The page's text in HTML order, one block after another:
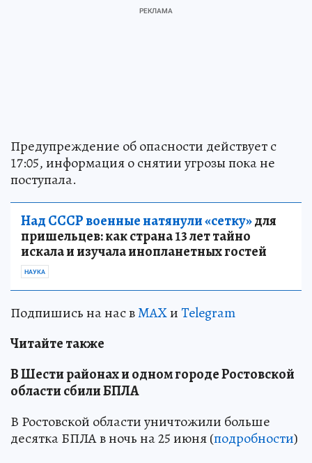
Предупреждение об опасности действует с
17:05, информация о снятии угрозы пока не
поступала.
Над СССР военные натянули «сетку»для
пришельцев: как страна 13 лет тайно
искала и изучала инопланетных гостей
НАУКА
Подпишись на нас вMAXиTelegram
Читайте также
В Шести районах и одном городе Ростовской
области сбили БПЛА
В Ростовской области уничтожили больше
десятка БПЛА в ночь на 25 июня (подробности)